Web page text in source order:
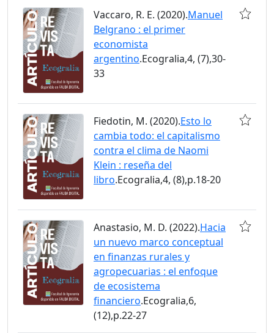
Vaccaro, R. E. (2020).Manuel
Belgrano : el primer
economista
argentino.Ecogralia,4, (7),30-
33
Fiedotin, M. (2020).Esto lo
cambia todo: el capitalismo
contra el clima de Naomi
Klein : reseña del
libro.Ecogralia,4, (8),p.18-20
Anastasio, M. D. (2022).Hacia
un nuevo marco conceptual
en finanzas rurales y
agropecuarias : el enfoque
de ecosistema
financiero.Ecogralia,6,
(12),p.22-27